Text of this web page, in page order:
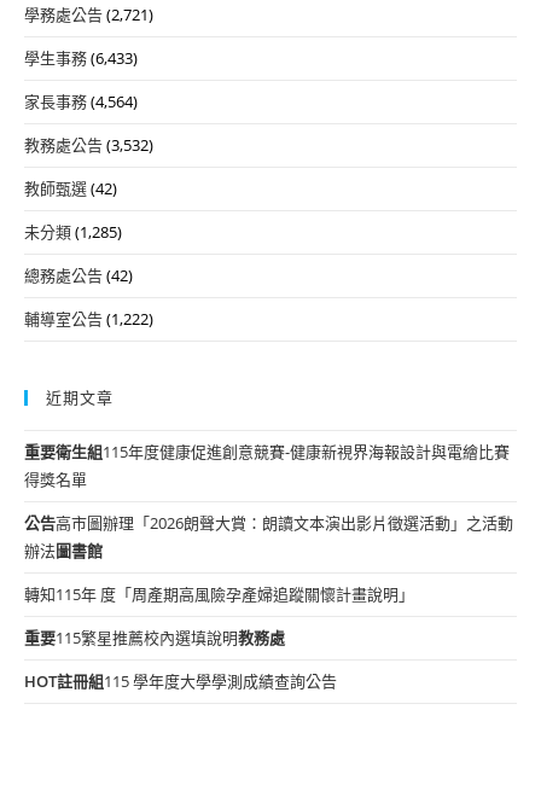
學務處公告(2,721)
學生事務(6,433)
家長事務(4,564)
教務處公告(3,532)
教師甄選(42)
未分類(1,285)
總務處公告(42)
輔導室公告(1,222)
近期文章
重要衛生組115年度健康促進創意競賽-健康新視界海報設計與電繪比賽
得獎名單
公告高市圖辦理「2026朗聲大賞：朗讀文本演出影片徵選活動」之活動
辦法圖書館
轉知115年 度「周產期高風險孕產婦追蹤關懷計畫說明」
重要115繁星推薦校內選填說明教務處
HOT註冊組115 學年度大學學測成績查詢公告